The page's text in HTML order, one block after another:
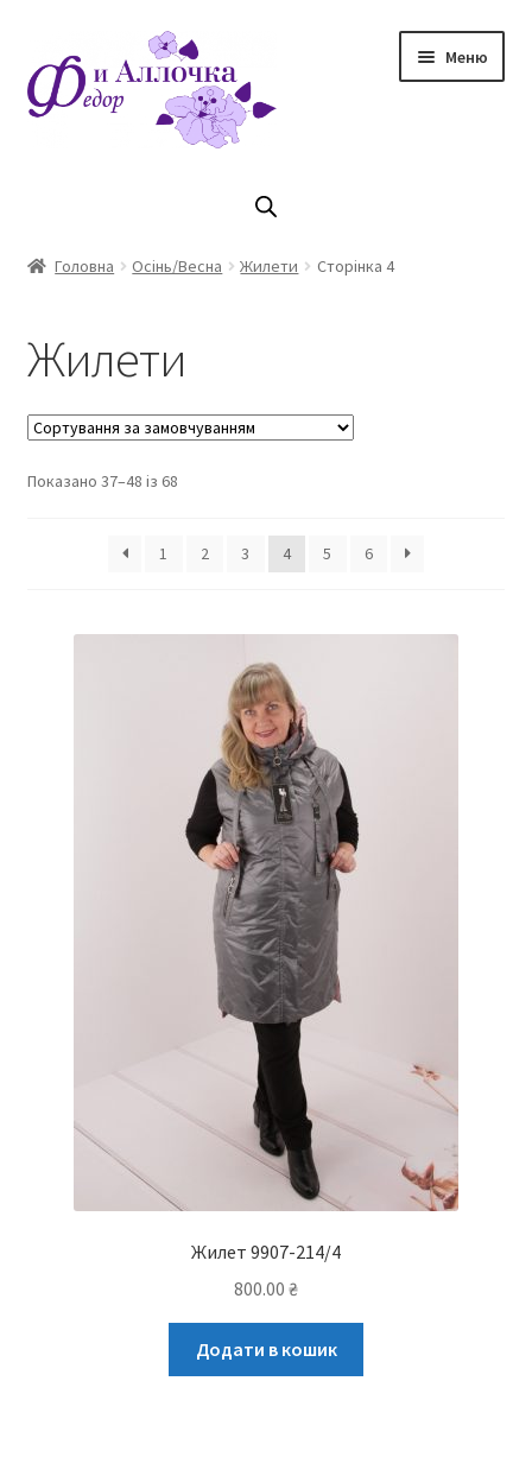
до
навігації
до
контенту
Меню
Кошик
Оплата та доставка
Контакти
Головна Осінь/Весна Жилети Сторінка 4
Жилети
Показано 37–48 із 68
1 2 3 4 5 6
Жилет 9907-214/4
800.00 ₴
Додати в кошик